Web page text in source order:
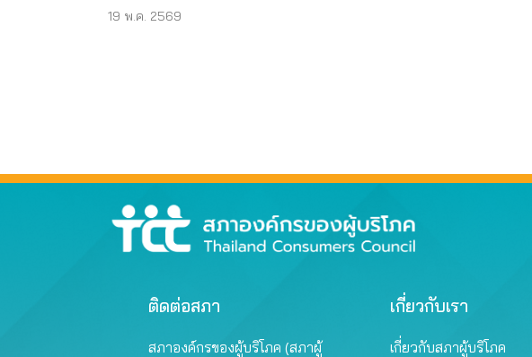
สัญญาอสังหาฯ ที่ต้องแก้
19 พ.ค. 2569
ติดต่อสภา
สภาองค์กรของผู้บริโภค (สภาผู้
เกี่ยวกับเรา
เกี่ยวกับสภาผู้บริโภค